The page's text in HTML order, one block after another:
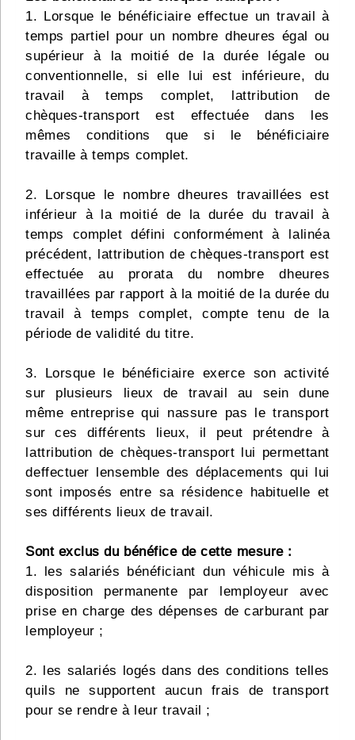
1. Lorsque le bénéficiaire effectue un travail à
temps partiel pour un nombre dheures égal ou
supérieur à la moitié de la durée légale ou
conventionnelle, si elle lui est inférieure, du
travail à temps complet, lattribution de
chèques-transport est effectuée dans les
mêmes conditions que si le bénéficiaire
travaille à temps complet.
2. Lorsque le nombre dheures travaillées est
inférieur à la moitié de la durée du travail à
temps complet défini conformément à lalinéa
précédent, lattribution de chèques-transport est
effectuée au prorata du nombre dheures
travaillées par rapport à la moitié de la durée du
travail à temps complet, compte tenu de la
période de validité du titre.
3. Lorsque le bénéficiaire exerce son activité
sur plusieurs lieux de travail au sein dune
même entreprise qui nassure pas le transport
sur ces différents lieux, il peut prétendre à
lattribution de chèques-transport lui permettant
deffectuer lensemble des déplacements qui lui
sont imposés entre sa résidence habituelle et
ses différents lieux de travail.
Sont exclus du bénéfice de cette mesure :
1. les salariés bénéficiant dun véhicule mis à
disposition permanente par lemployeur avec
prise en charge des dépenses de carburant par
lemployeur ;
2. les salariés logés dans des conditions telles
quils ne supportent aucun frais de transport
pour se rendre à leur travail ;